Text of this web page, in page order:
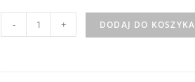
- + DODAJ DO KOSZYKA